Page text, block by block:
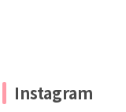
Instagram